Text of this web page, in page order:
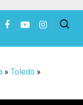
» Toledo »